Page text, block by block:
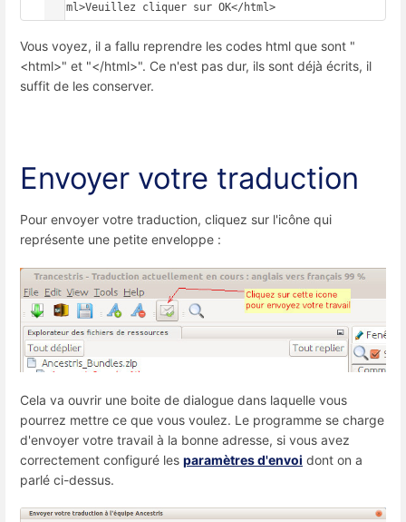
<html>Veuillez cliquer sur OK</html>
Vous voyez, il a fallu reprendre les codes html que sont "
<html>" et "</html>". Ce n'est pas dur, ils sont déjà écrits, il
suffit de les conserver.
Envoyer votre traduction
Pour envoyer votre traduction, cliquez sur l'icône qui
représente une petite enveloppe :
Cela va ouvrir une boite de dialogue dans laquelle vous
pourrez mettre ce que vous voulez. Le programme se charge
d'envoyer votre travail à la bonne adresse, si vous avez
correctement configuré les paramètres d'envoi dont on a
parlé ci-dessus.